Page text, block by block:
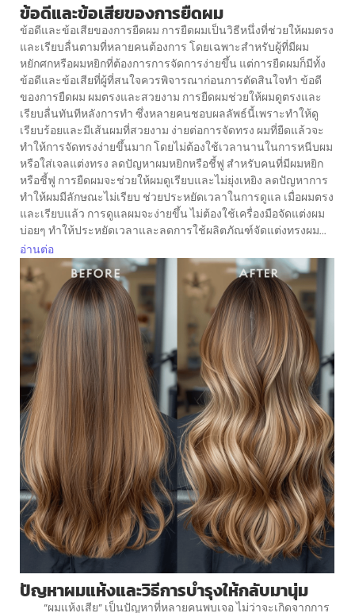
ข้อดีและข้อเสียของการยืดผม
ข้อดีและข้อเสียของการยืดผม การยืดผมเป็นวิธีหนึ่งที่ช่วยให้ผมตรง
และเรียบลื่นตามที่หลายคนต้องการ โดยเฉพาะสำหรับผู้ที่มีผม
หยักศกหรือผมหยิกที่ต้องการการจัดการง่ายขึ้น แต่การยืดผมก็มีทั้ง
ข้อดีและข้อเสียที่ผู้ที่สนใจควรพิจารณาก่อนการตัดสินใจทำ ข้อดี
ของการยืดผม ผมตรงและสวยงาม การยืดผมช่วยให้ผมดูตรงและ
เรียบลื่นทันทีหลังการทำ ซึ่งหลายคนชอบผลลัพธ์นี้เพราะทำให้ดู
เรียบร้อยและมีเส้นผมที่สวยงาม ง่ายต่อการจัดทรง ผมที่ยืดแล้วจะ
ทำให้การจัดทรงง่ายขึ้นมาก โดยไม่ต้องใช้เวลานานในการหนีบผม
หรือใส่เจลแต่งทรง ลดปัญหาผมหยิกหรือชี้ฟู สำหรับคนที่มีผมหยิก
หรือชี้ฟู การยืดผมจะช่วยให้ผมดูเรียบและไม่ยุ่งเหยิง ลดปัญหาการ
ทำให้ผมมีลักษณะไม่เรียบ ช่วยประหยัดเวลาในการดูแล เมื่อผมตรง
และเรียบแล้ว การดูแลผมจะง่ายขึ้น ไม่ต้องใช้เครื่องมือจัดแต่งผม
บ่อยๆ ทำให้ประหยัดเวลาและลดการใช้ผลิตภัณฑ์จัดแต่งทรงผม...
อ่านต่อ
ปัญหาผมแห้งและวิธีการบำรุงให้กลับมานุ่ม
“ผมแห้งเสีย” เป็นปัญหาที่หลายคนพบเจอ ไม่ว่าจะเกิดจากการ